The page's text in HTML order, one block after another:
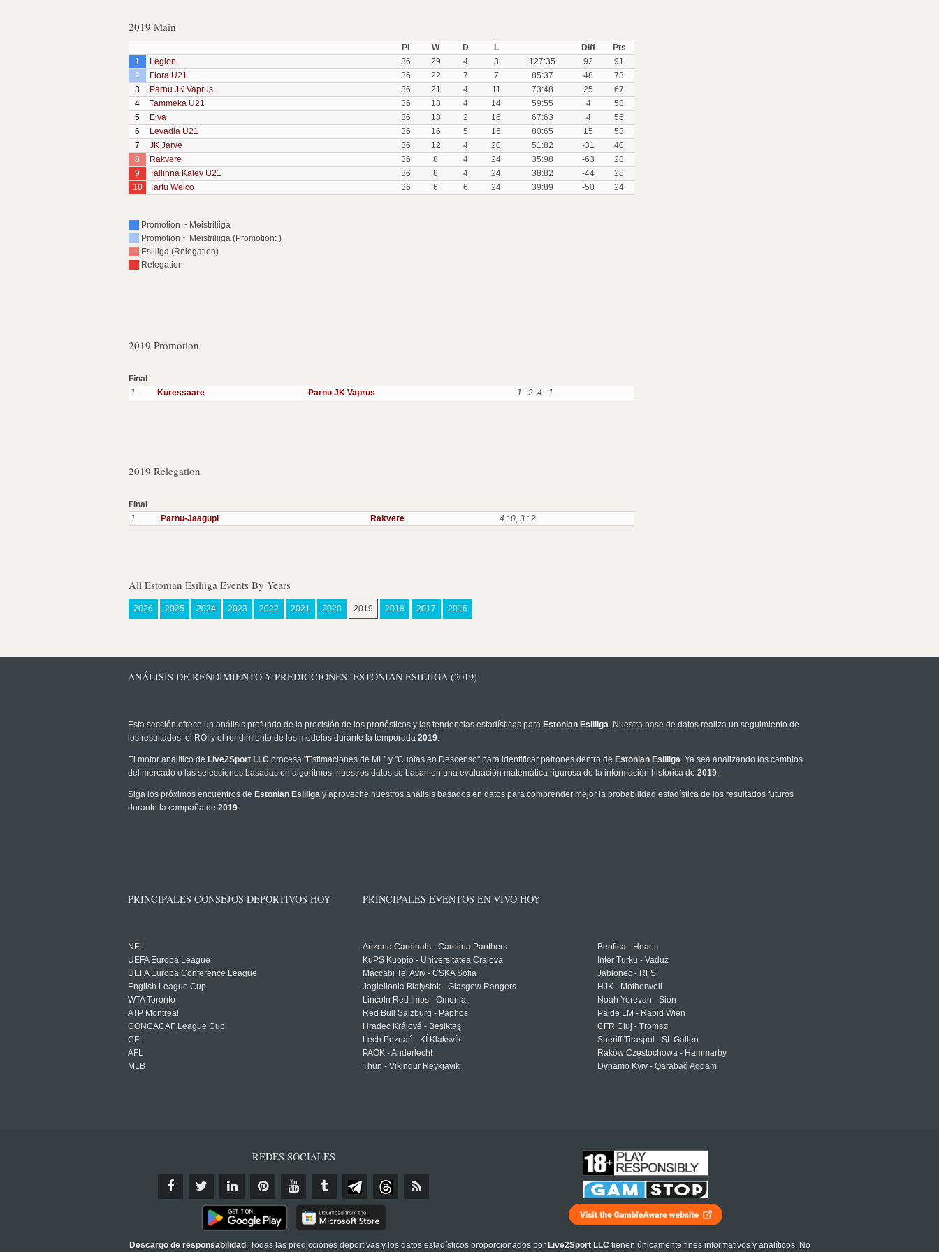
2019 Main
Pl W D L Diff
Pts
1
Legion 36 29 4 3 127:35 92
91
2
Flora U21 36 22 7 7 85:37 48
73
3
Parnu JK Vaprus 36 21 4 11 73:48 25
67
4
Tammeka U21 36 18 4 14 59:55 4
58
5
Elva 36 18 2 16 67:63 4
56
6
Levadia U21 36 16 5 15 80:65 15
53
7
JK Jarve 36 12 4 20 51:82 -31
40
8
Rakvere 36 8 4 24 35:98 -63
28
9
Tallinna Kalev U21 36 8 4 24 38:82 -44
28
10
Tartu Welco 36 6 6 24 39:89 -50 24
Promotion ~ Meistriliiga
Promotion ~ Meistriliiga (Promotion: )
Esiliiga (Relegation)
Relegation
2019 Promotion
Final
1
Kuressaare Parnu JK Vaprus 1 : 2, 4 : 1
2019 Relegation
Final
1
Parnu-Jaagupi Rakvere 4 : 0, 3 : 2
All Estonian Esiliiga Events By Years
2026 2025 2024 2023 2022 2021 2020 2019 2018 2017 2016
ANÁLISIS DE RENDIMIENTO Y PREDICCIONES: ESTONIAN ESILIIGA (2019)
Esta sección ofrece un análisis profundo de la precisión de los pronósticos y las tendencias estadísticas para Estonian Esiliiga. Nuestra base de datos realiza un seguimiento de
los resultados, el ROI y el rendimiento de los modelos durante la temporada 2019.
El motor analítico de Live2Sport LLC procesa "Estimaciones de ML" y "Cuotas en Descenso" para identificar patrones dentro de Estonian Esiliiga. Ya sea analizando los cambios
del mercado o las selecciones basadas en algoritmos, nuestros datos se basan en una evaluación matemática rigurosa de la información histórica de 2019.
Siga los próximos encuentros de Estonian Esiliiga y aproveche nuestros análisis basados en datos para comprender mejor la probabilidad estadística de los resultados futuros
durante la campaña de 2019.
PRINCIPALES CONSEJOS DEPORTIVOS HOY
NFL
UEFA Europa League
UEFA Europa Conference League
English League Cup
WTA Toronto
ATP Montreal
CONCACAF League Cup
CFL
AFL
MLB
PRINCIPALES EVENTOS EN VIVO HOY
Arizona Cardinals - Carolina Panthers
KuPS Kuopio - Universitatea Craiova
Maccabi Tel Aviv - CSKA Sofia
Jagiellonia Białystok - Glasgow Rangers
Lincoln Red Imps - Omonia
Red Bull Salzburg - Paphos
Hradec Králové - Beşiktaş
Lech Poznań - KÍ Klaksvík
PAOK - Anderlecht
Thun - Vikingur Reykjavik
Benfica - Hearts
Inter Turku - Vaduz
Jablonec - RFS
HJK - Motherwell
Noah Yerevan - Sion
Paide LM - Rapid Wien
CFR Cluj - Tromsø
Sheriff Tiraspol - St. Gallen
Raków Częstochowa - Hammarby
Dynamo Kyiv - Qarabağ Agdam
REDES SOCIALES
Descargo de responsabilidad : Todas las predicciones deportivas y los datos estadísticos proporcionados por Live2Sport LLC tienen únicamente fines informativos y analíticos. No